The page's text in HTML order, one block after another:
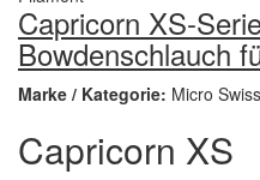
Capricorn XS-
Bowdenschlauch
Marke / Kategorie: Micro Swiss
Capricorn XS